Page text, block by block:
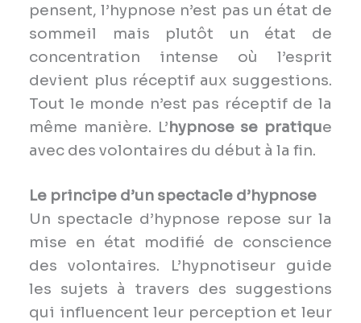
pensent, l’hypnose n’est pas un état de
sommeil mais plutôt un état de
concentration intense où l’esprit
devient plus réceptif aux suggestions.
Tout le monde n’est pas réceptif de la
même manière. L’hypnose se pratique
avec des volontaires du début à la fin.
Le principe d’un spectacle d’hypnose
Un spectacle d’hypnose repose sur la
mise en état modifié de conscience
des volontaires. L’hypnotiseur guide
les sujets à travers des suggestions
qui influencent leur perception et leur